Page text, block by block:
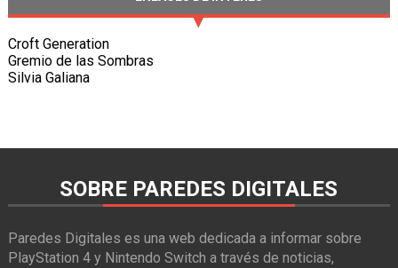
Croft Generation
Gremio de las Sombras
Silvia Galiana
SOBRE PAREDES DIGITALES
Paredes Digitales es una web dedicada a informar sobre
PlayStation 4 y Nintendo Switch a través de noticias,